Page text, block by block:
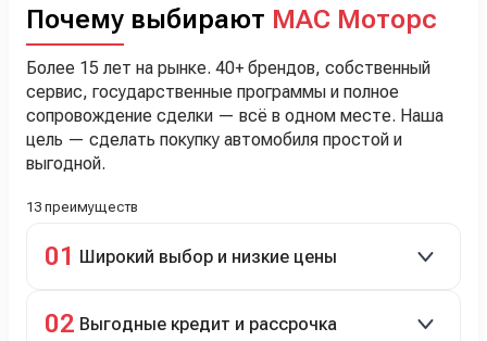
Почему выбирают МАС Моторс
Более 15 лет на рынке. 40+ брендов, собственный
сервис, государственные программы и полное
сопровождение сделки — всё в одном месте. Наша
цель — сделать покупку автомобиля простой и
выгодной.
13 преимуществ
01 Широкий выбор и низкие цены
подержанные авто.
02 Выгодные кредит и рассрочка